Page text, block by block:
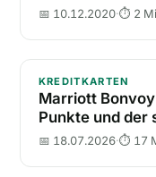
📅 10.12.2020·⏱ 2
Marriott Bonvoy
KREDITKARTEN
Marriott
Punkte und der
📅 18.07.2026·⏱ 17